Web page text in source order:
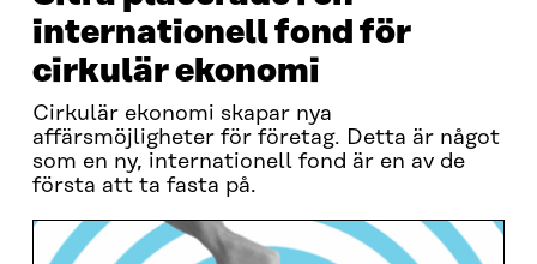
internationell fond för
cirkulär ekonomi
Cirkulär ekonomi skapar nya
affärsmöjligheter för företag. Detta är något
som en ny, internationell fond är en av de
första att ta fasta på.